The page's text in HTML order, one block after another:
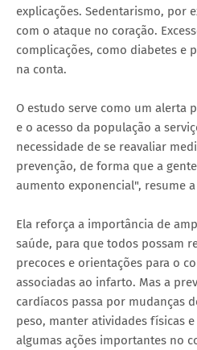
explicações. Sedentarismo, por
com o ataque no coração.
complicações, como diabetes e
na conta.
O estudo serve como um alerta
e o acesso da população a
necessidade de se reavaliar
prevenção, de forma que a
aumento exponencial", resume
Ela reforça a importância de
saúde, para que todos possam
precoces e orientações para o
associadas ao infarto. Mas a
cardíacos passa por mudanças
peso, manter atividades físicas
algumas ações importantes no